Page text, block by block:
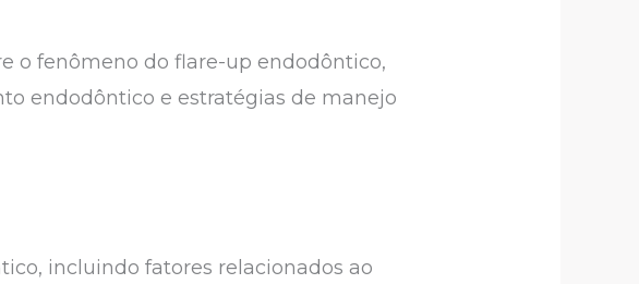
o fenômeno do flare-up endodôntico,
endodôntico e estratégias de manejo
incluindo fatores relacionados ao